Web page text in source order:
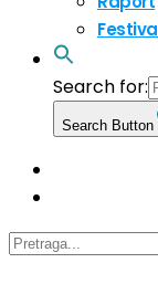
Search for:
Search Button